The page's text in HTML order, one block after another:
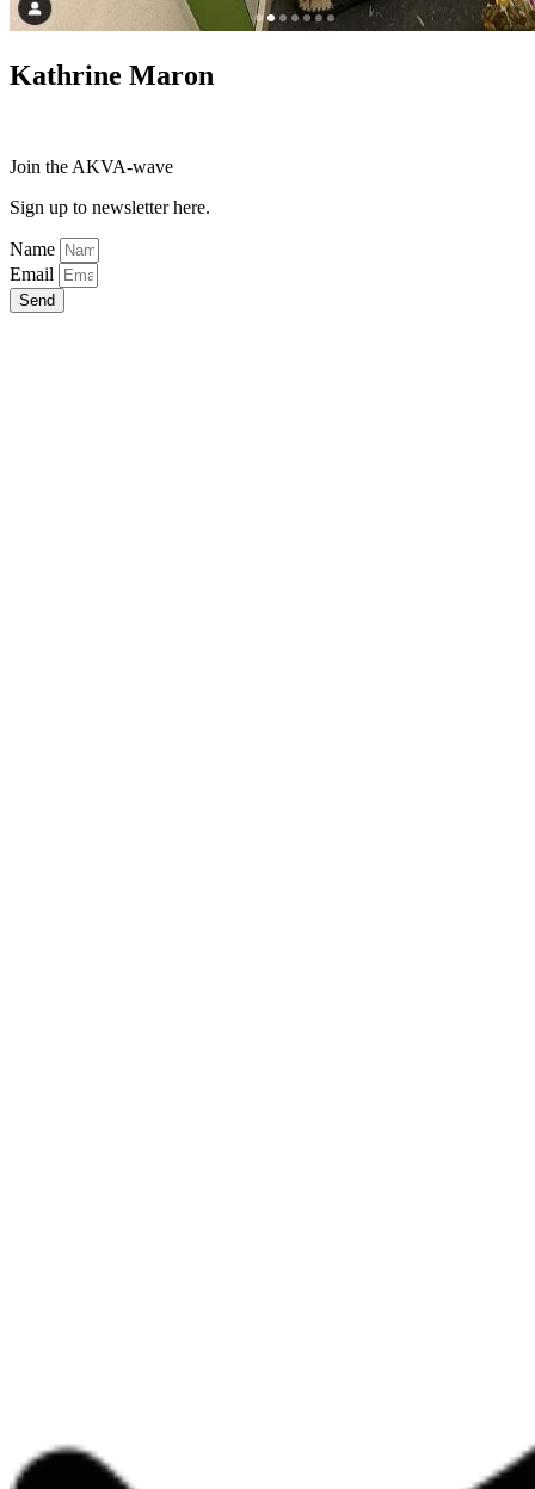
Kathrine Maron
Join the AKVA-wave
Sign up to newsletter here.
Name
Email
Send